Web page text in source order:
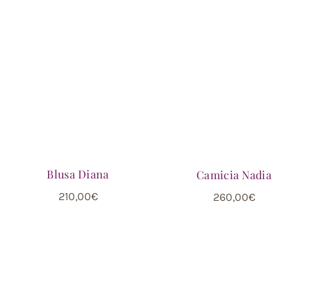
Blusa Diana
210,00€
Camicia Nadia
260,00€